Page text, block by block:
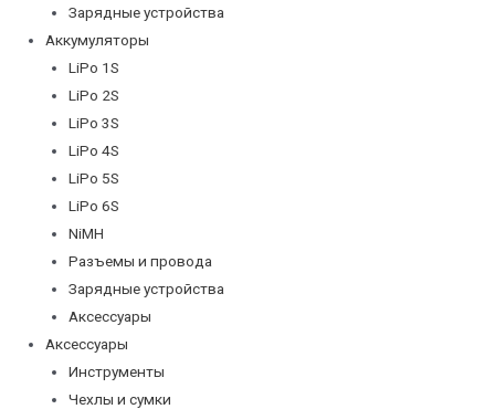
Зарядные устройства
Аккумуляторы
LiPo 1S
LiPo 2S
LiPo 3S
LiPo 4S
LiPo 5S
LiPo 6S
NiMH
Разъемы и провода
Зарядные устройства
Аксессуары
Аксессуары
Инструменты
Чехлы и сумки